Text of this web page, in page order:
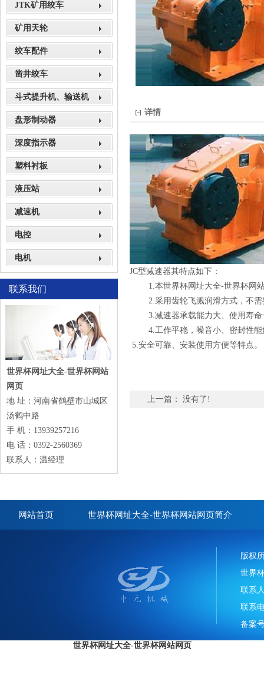
JTK矿用绞车
矿用天轮
绞车配件
凿井绞车
斗式提升机、输送机
盘形制动器
深度指示器
塑料衬板
液压站
减速机
电控
电机
联系我们
世界杯网址大全-世界杯网站
网页
地 址：河南省鹤壁市山城区
汤鹤中路
手 机：13939257216
电 话：0392-2560369
联系人：温经理
详情
JC型减速器其特点如下：
1.本世界杯网址大全-世界杯网站
2.采用齿轮飞溅润滑方式，不需
3.减速器承载能力大、使用寿命
4.工作平稳，噪音小、密封性能
5.安全可靠、安装使用方便等特点。
上一篇： 没有了!
网站首页 世界杯网址大全-世界杯网站网页简介
版权
世界
联系
联系
备案
世界杯网址大全-世界杯网站网页